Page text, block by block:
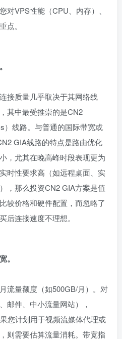
对VPS性能（CPU、内存）、
点。
接质量几乎取决于其网络线
其中最受推崇的是CN2
）线路。与普通的国际带宽或
GIA线路的特点是路由优化
，尤其在晚高峰时段表现更为
时性要求高（如远程桌面、实
，那么投资CN2 GIA方案是值
较价格和硬件配置，而忽略了
后连接速度不理想。
。
流量额度（如500GB/月）。对
邮件、中小流量网站），
您计划用于视频流媒体代理或
则需要估算流量消耗。带宽指